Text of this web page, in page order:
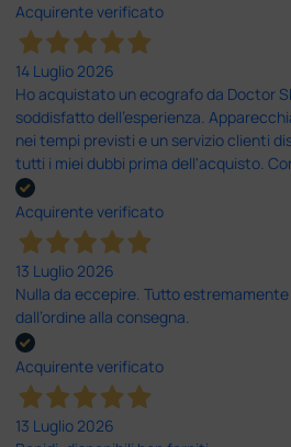
Acquirente verificato
14 Luglio 2026
Ho acquistato un ecografo da Doctor
soddisfatto dell'esperienza.
nei tempi previsti e un servizio clienti
tutti i miei dubbi prima dell'acquisto.
Acquirente verificato
13 Luglio 2026
Nulla da eccepire. Tutto
dall’ordine alla consegna.
Acquirente verificato
13 Luglio 2026